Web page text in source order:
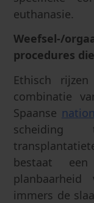
euthanasie.
Weefsel-/
procedures
Ethisch
combinatie
Spaanse
scheiding
bestaat
immers de